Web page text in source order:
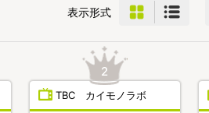
表示形式
TBC カイモノラボ